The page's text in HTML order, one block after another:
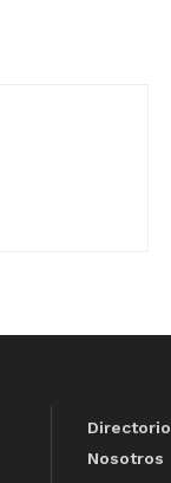
Directorio
Nosotros